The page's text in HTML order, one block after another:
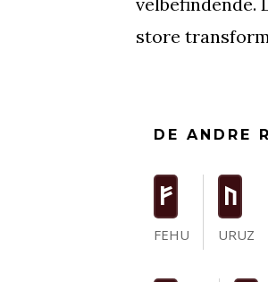
store
DE ANDRE
F
FEHU
U
URUZ